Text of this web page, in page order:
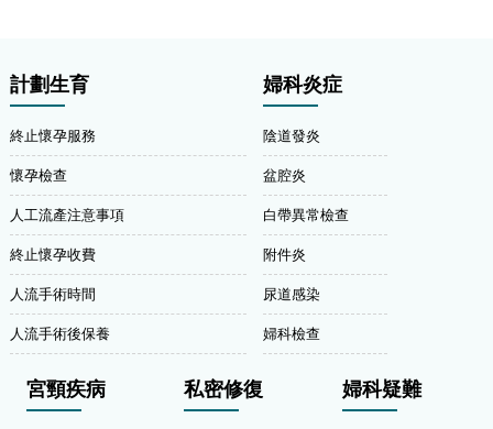
計劃生育
終止懷孕服務
懷孕檢查
人工流產注意事項
終止懷孕收費
人流手術時間
人流手術後保養
婦科炎症
陰道發炎
盆腔炎
白帶異常檢查
附件炎
尿道感染
婦科檢查
宮頸疾病 私密修復 婦科疑難